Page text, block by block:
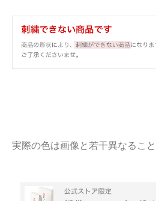
実際の色は画像と若干異なるこ